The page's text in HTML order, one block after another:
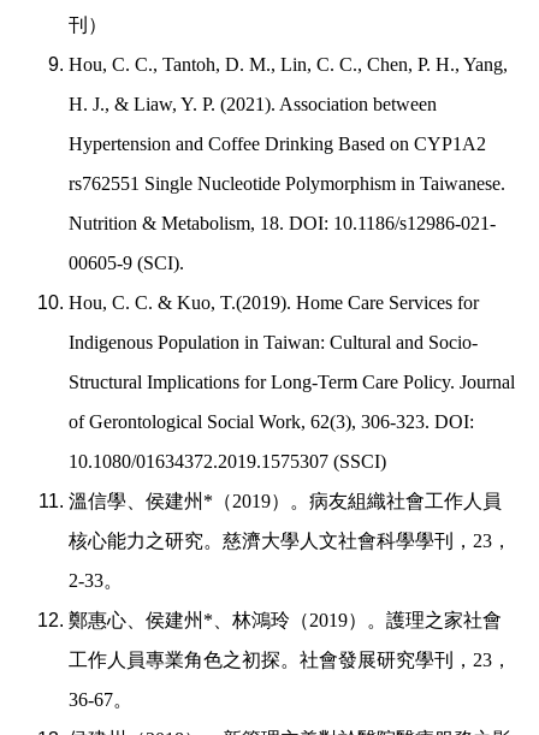
刊）
Hou, C. C., Tantoh, D. M., Lin, C. C., Chen, P. H., Yang,
H. J., & Liaw, Y. P. (2021). Association between
Hypertension and Coffee Drinking Based on CYP1A2
rs762551 Single Nucleotide Polymorphism in Taiwanese.
Nutrition & Metabolism, 18. DOI: 10.1186/s12986-021-
00605-9 (SCI).
Hou, C. C. & Kuo, T.(2019). Home Care Services for
Indigenous Population in Taiwan: Cultural and Socio-
Structural Implications for Long-Term Care Policy. Journal
of Gerontological Social Work, 62(3), 306-323. DOI:
10.1080/01634372.2019.1575307 (SSCI)
溫信學、侯建州 * （2019）。病友組織社會工作人員
核心能力之研究。慈濟大學人文社會科學學刊， 23 ，
2-33。
鄭惠心、侯建州 * 、林鴻玲（2019）。護理之家社會
工作人員專業角色之初探。社會發展研究學刊， 23 ，
36-67。